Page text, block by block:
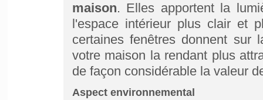
maison. Elles apportent la
l'espace intérieur plus clair et
certaines fenêtres donnent sur
votre maison la rendant plus
de façon considérable la valeur
Aspect environnemental